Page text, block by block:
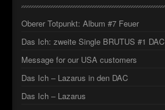
Oberer Totpunkt: Album #7 Feuer
Das Ich: zweite Single BRUTUS #1 DAC
Message for our USA customers
Das Ich – Lazarus in den DAC
Das Ich – Lazarus